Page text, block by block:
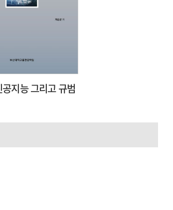
지능 그리고 규범